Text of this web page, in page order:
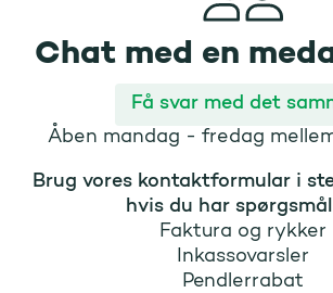
Chat med en
Få svar med det
Åben mandag - fredag
Brug vores kontaktformular i
hvis du har
Faktura og rykker
Inkassovarsler
Pendlerrabat